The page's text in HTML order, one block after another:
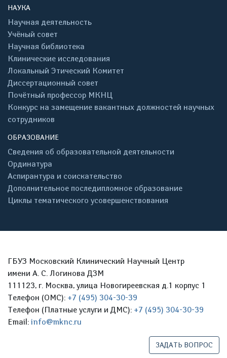
НАУКА
Научная деятельность
Учёный совет
Научная библиотека
Клинические исследования
Локальный Этический Комитет
Диссертационный совет
Почётный профессор МКНЦ
Конкурс на замещение вакантных должностей научных
сотрудников
ОБРАЗОВАНИЕ
Сведения об образовательной деятельности
Ординатура
Аспирантура и соискательство
Дополнительное последипломное образование
Циклы тематического усовершенствования
ГБУЗ Московский Клинический Научный Центр
имени А. С. Логинова ДЗМ
111123, г. Москва, улица Новогиреевская д.1 корпус 1
Телефон (ОМС): +7 (495) 304-30-39
Телефон (Платные услуги и ДМС): +7 (495) 304-30-39
Email: info@mknc.ru
ЗАДАТЬ ВОПРОС